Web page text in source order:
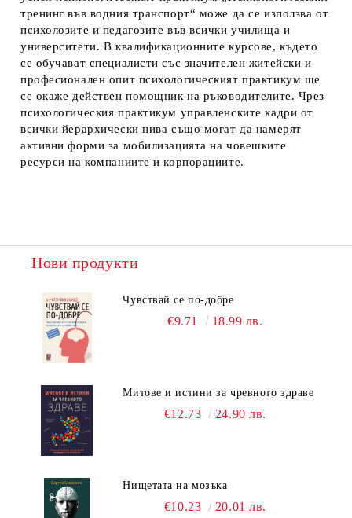
тренинг във водния транспорт“ може да се използва от
психолозите и педагозите във всички училища и
университети. В квалификационните курсове, където
се обучават специалисти със значителен житейски и
професионален опит психологическият практикум ще
се окаже действен помощник на ръководителите. Чрез
психологическия практикум управленските кадри от
всички йерархически нива също могат да намерят
активни форми за мобилизацията на човешките
ресурси на компаниите и корпорациите.
Нови продукти
Чувствай се по-добре
€9.71 18.99 лв.
Митове и истини за чревното здраве
€12.73 24.90 лв.
Нищетата на мозъка
€10.23 20.01 лв.